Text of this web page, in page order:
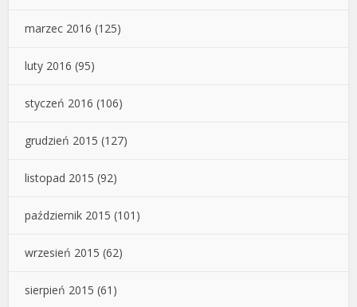
marzec 2016 (125)
luty 2016 (95)
styczeń 2016 (106)
grudzień 2015 (127)
listopad 2015 (92)
październik 2015 (101)
wrzesień 2015 (62)
sierpień 2015 (61)